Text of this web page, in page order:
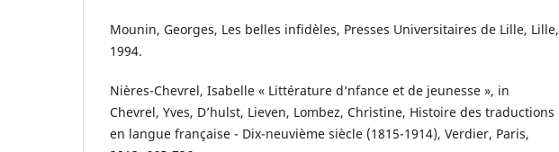
Mounin, Georges, Les belles infidèles, Presses Universitaires de Lille, Lille,
1994.
Nières-Chevrel, Isabelle « Littérature d’nfance et de jeunesse », in
Chevrel, Yves, D’hulst, Lieven, Lombez, Christine, Histoire des traductions
en langue française - Dix-neuvième siècle (1815-1914), Verdier, Paris,